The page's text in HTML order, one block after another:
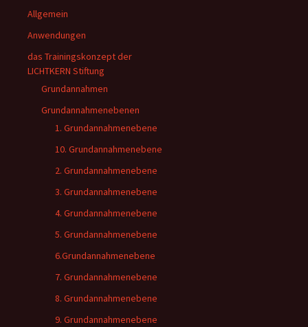
Allgemein
Anwendungen
das Trainingskonzept der
LICHTKERN Stiftung
Grundannahmen
Grundannahmenebenen
1. Grundannahmenebene
10. Grundannahmenebene
2. Grundannahmenebene
3. Grundannahmenebene
4. Grundannahmenebene
5. Grundannahmenebene
6.Grundannahmenebene
7. Grundannahmenebene
8. Grundannahmenebene
9. Grundannahmenebene